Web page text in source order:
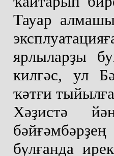
Тауар
ярлыларҙы
килгәс, ул
ҡәтғи
Хәҙистә
булғанда